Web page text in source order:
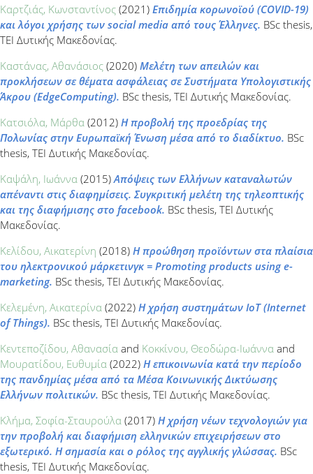
Καρτζιάς, Κωνσταντίνος (2021) Επιδημία κορωνοϊού (COVID-19)
και λόγοι χρήσης των social media από τους Έλληνες. BSc thesis,
ΤΕΙ Δυτικής Μακεδονίας.
Καστάνας, Αθανάσιος (2020) Μελέτη των απειλών και
προκλήσεων σε θέματα ασφάλειας σε Συστήματα Υπολογιστικής
Άκρου (EdgeComputing). BSc thesis, ΤΕΙ Δυτικής Μακεδονίας.
Κατσιόλα, Μάρθα (2012) Η προβολή της προεδρίας της
Πολωνίας στην Ευρωπαϊκή Ένωση μέσα από το διαδίκτυο. BSc
thesis, ΤΕΙ Δυτικής Μακεδονίας.
Καψάλη, Ιωάννα (2015)Απόψεις των Ελλήνων καταναλωτών
απέναντι στις διαφημίσεις. Συγκριτική μελέτη της τηλεοπτικής
και της διαφήμισης στο facebook. BSc thesis, ΤΕΙ Δυτικής
Μακεδονίας.
Κελίδου, Αικατερίνη (2018) Η προώθηση προϊόντων στα πλαίσια
του ηλεκτρονικού μάρκετινγκ = Promoting products using e-
marketing. BSc thesis, ΤΕΙ Δυτικής Μακεδονίας.
Κελεμένη, Αικατερίνα (2022) Η χρήση συστημάτων ΙοΤ (Ιnternet
of Τhings). BSc thesis, ΤΕΙ Δυτικής Μακεδονίας.
Κεντεποζίδου, Αθανασία and Κοκκίνου, Θεοδώρα-Ιωάννα and
Μουρατίδου, Ευθυμία (2022) Η επικοινωνία κατά την περίοδο
της πανδημίας μέσα από τα Μέσα Κοινωνικής Δικτύωσης
Ελλήνων πολιτικών. BSc thesis, ΤΕΙ Δυτικής Μακεδονίας.
Κλήμα, Σοφία-Σταυρούλα (2017) Η χρήση νέων τεχνολογιών για
την προβολή και διαφήμιση ελληνικών επιχειρήσεων στο
εξωτερικό. Η σημασία και ο ρόλος της αγγλικής γλώσσας. BSc
thesis, ΤΕΙ Δυτικής Μακεδονίας.